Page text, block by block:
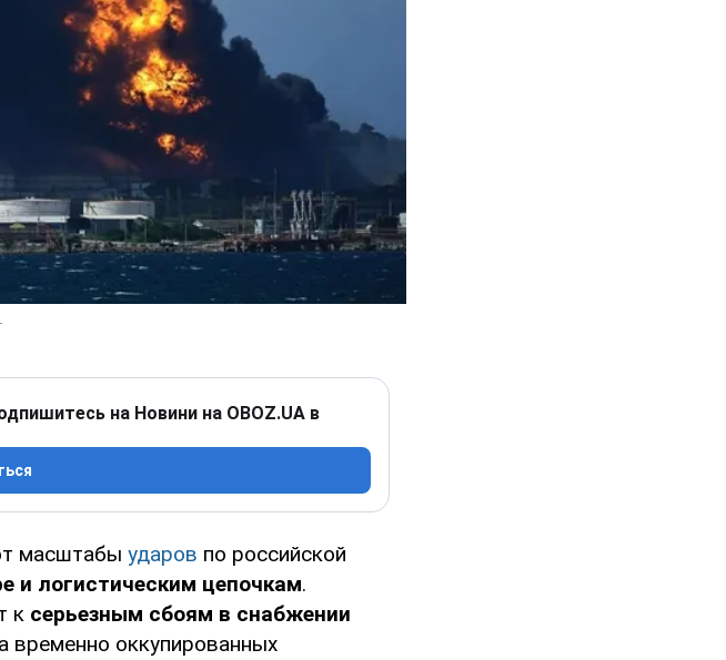
на Новини на OBOZ.UA в
масштабы ударов по российской
и логистическим цепочкам.
к серьезным сбоям в снабжении
временно оккупированных